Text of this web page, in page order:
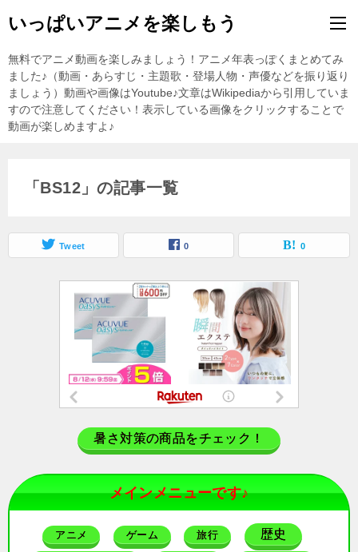
いっぱいアニメを楽しもう
無料でアニメ動画を楽しみましょう！アニメ年表っぽくまとめてみ
ました♪（動画・あらすじ・主題歌・登場人物・声優などを振り返り
ましょう）動画や画像はYoutube♪文章はWikipediaから引用していま
すので注意してください！表示している画像をクリックすることで
動画が楽しめますよ♪
「BS12」の記事一覧
Tweet 0 0
暑さ対策の商品をチェック！
メインメニューです♪
アニメ ゲーム 旅行 歴史